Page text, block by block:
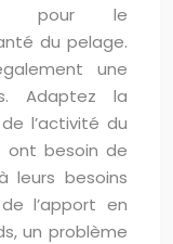
pour le
du pelage.
une
Adaptez la
l’activité du
ont besoin de
leurs besoins
l’apport en
un problème